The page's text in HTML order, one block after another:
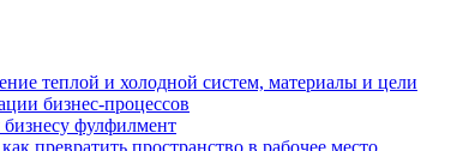
теплой и холодной систем, материалы и цели
бизнес-процессов
фулфилмент